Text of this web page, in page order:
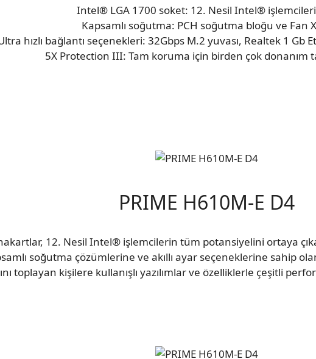
Intel® LGA 1700 soket: 12. Nesil Intel®
Kapsamlı soğutma: PCH soğutma bloğu ve Fan
hızlı bağlantı seçenekleri: 32Gbps M.2 yuvası, Realtek 1 Gb
5X Protection III: Tam koruma için birden çok donanım
PRIME H610M-E D4
12. Nesil Intel® işlemcilerin tüm potansiyelini ortaya
soğutma çözümlerine ve akıllı ayar seçeneklerine sahip
toplayan kişilere kullanışlı yazılımlar ve özelliklerle çeşitli